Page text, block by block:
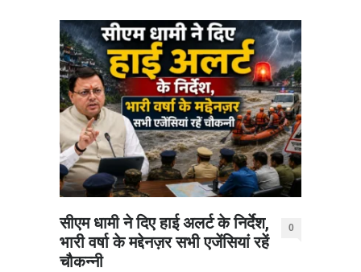
सीएम धामी ने दिए हाई अलर्ट के निर्देश,
भारी वर्षा के मद्देनज़र सभी एजेंसियां रहें
चौकन्नी
0